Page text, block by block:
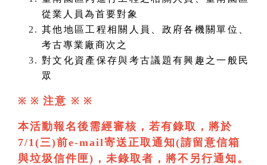
從業人員為首要對象
其他地區工程相關人員、政府各機關單位、
考古專業廠商次之
對文化資產保存與考古議題有興趣之一般民
眾
※ ※ 注意 ※ ※
本活動報名後需經審核，若有錄取，將於
7/1(三)前e-mail寄送正取通知(請留意信箱
與垃圾信件匣)，未錄取者，將不另行通知。